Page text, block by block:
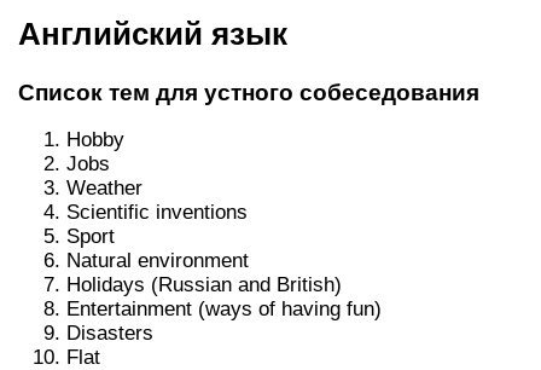
Английский язык
Список тем для устного собеседования
Hobby
Jobs
Weather
Scientific inventions
Sport
Natural environment
Holidays (Russian and British)
Entertainment (ways of having fun)
Disasters
Flat